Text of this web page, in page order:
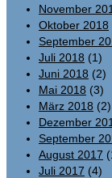
November
Oktober 2018
September
Juli 2018 (1)
Juni 2018 (2)
Mai 2018 (3)
März 2018 (2)
Dezember
September
August 2017
Juli 2017 (4)